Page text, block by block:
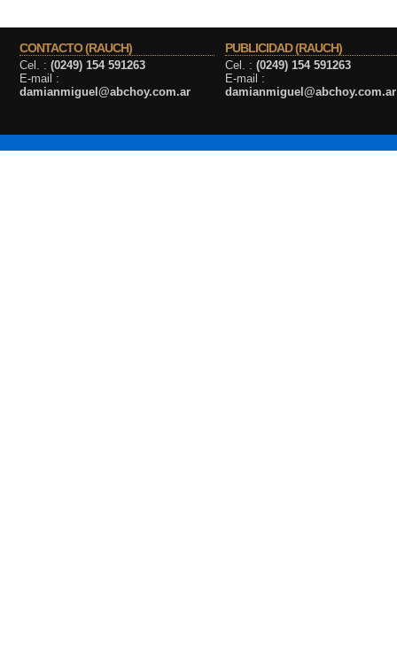
CONTACTO (RAUCH)
Cel. : (0249) 154 591263
E-mail :
damianmiguel@abchoy.com.ar
PUBLICIDAD (RAUCH)
Cel. : (0249) 154 591263
E-mail :
damianmiguel@abchoy.com.ar